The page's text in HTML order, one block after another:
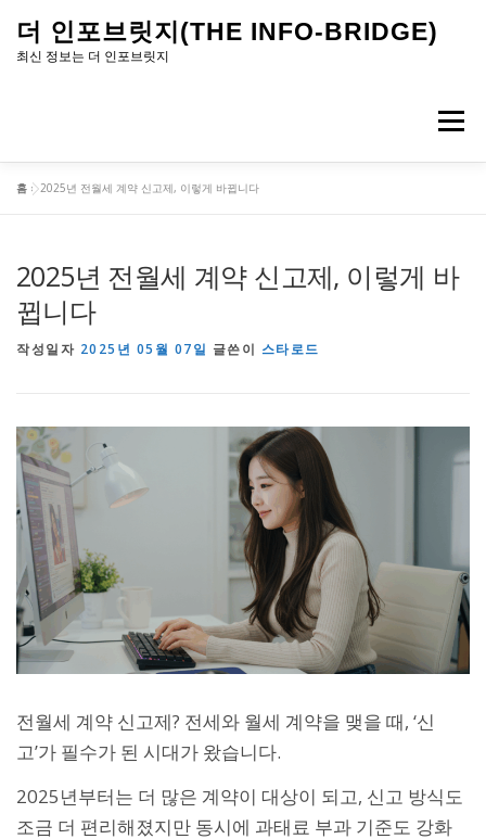
로
가
더 인포브릿지(THE INFO-BRIDGE)
최신 정보는 더 인포브릿지
메뉴
홈 »2025년 전월세 계약 신고제, 이렇게 바뀝니다
2025년 전월세 계약 신고제, 이렇게 바
뀝니다
작성일자 2025년 05월 07일 글쓴이 스타로드
전월세 계약 신고제? 전세와 월세 계약을 맺을 때, ‘신
고’가 필수가 된 시대가 왔습니다.
2025년부터는 더 많은 계약이 대상이 되고, 신고 방식도
조금 더 편리해졌지만 동시에 과태료 부과 기준도 강화